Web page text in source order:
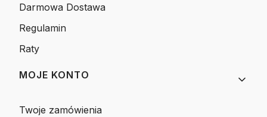
Darmowa Dostawa
Regulamin
Raty
MOJE KONTO
Twoje zamówienia